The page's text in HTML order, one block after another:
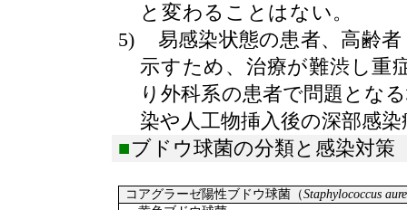
と変わることはない。
5)
易感染状態の患者、高齢
示すため、治療が難渋し重
り外科系の患者で問題とな
染や人工物挿入後の深部感
■ブドウ球菌の分類と感染対策
コアグラーゼ陽性ブドウ球菌（Staphylococcus